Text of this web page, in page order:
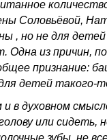
Соловьёвой,
, но не для
Одна из причин,
признание:
детей такого-
в духовном
или сидеть,
зубы, не